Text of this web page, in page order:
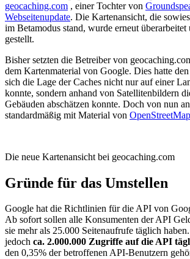
geocaching.com , einer Tochter von
Webseitenupdate. Die Kartenansicht, die
im Betamodus stand, wurde erneut überarbeitet
gestellt.
Bisher setzten die Betreiber von
dem Kartenmaterial von Google. Dies hatte
sich die Lage der Caches nicht nur auf einer
konnte, sondern anhand von Satellitenbildern
Gebäuden abschätzen konnte. Doch von nun
standardmäßig mit Material von
Die neue Kartenansicht bei geocaching.com
Gründe für das Umstellen
Google hat die Richtlinien für die API von
Ab sofort sollen alle Konsumenten der API
sie mehr als 25.000 Seitenaufrufe täglich
jedoch ca. 2.000.000 Zugriffe auf die API
den 0,35% der betroffenen API-Benutzern